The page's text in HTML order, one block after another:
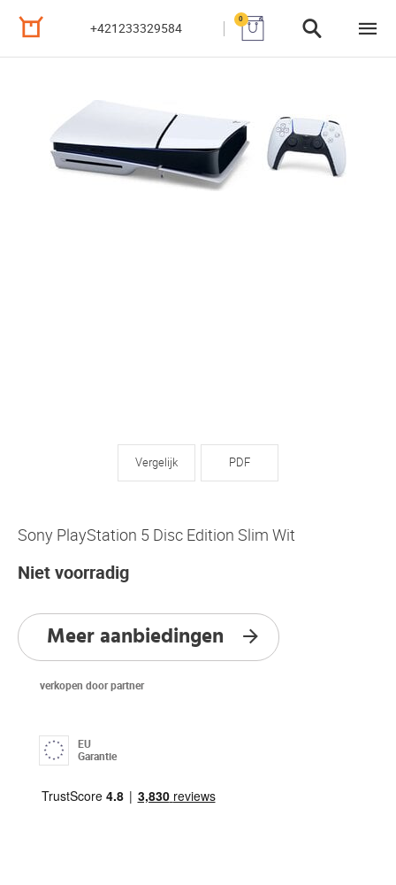
+421233329584
0
Vergelijk PDF
Sony PlayStation 5 Disc Edition Slim Wit
Niet voorradig
Meer aanbiedingen
verkopen door partner
EU
Garantie